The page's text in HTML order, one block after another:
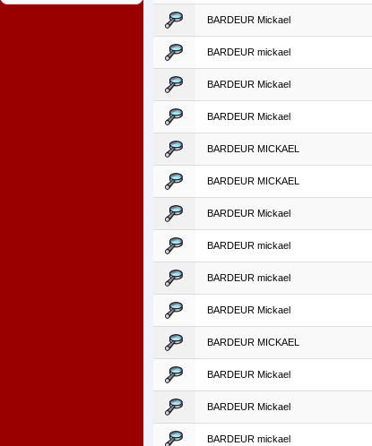
BARDEUR Mickael
BARDEUR mickael
BARDEUR Mickael
BARDEUR Mickael
BARDEUR MICKAEL
BARDEUR MICKAEL
BARDEUR Mickael
BARDEUR mickael
BARDEUR mickael
BARDEUR Mickael
BARDEUR MICKAEL
BARDEUR Mickael
BARDEUR Mickael
BARDEUR mickael